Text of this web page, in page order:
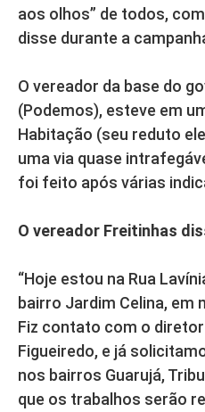
aos olhos” de todos,
disse durante a
O vereador da base do
(Podemos), esteve em
Habitação (seu reduto
uma via quase
foi feito após várias
O vereador Freitinhas
“Hoje estou na Rua
bairro Jardim Celina, em
Fiz contato com o diretor
Figueiredo, e já
nos bairros Guarujá,
que os trabalhos serão